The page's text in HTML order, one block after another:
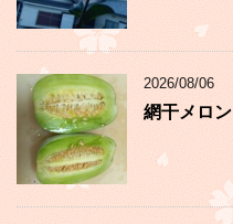
2026/08/06
網干メロン